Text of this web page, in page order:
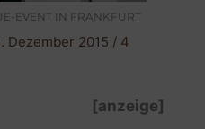
EVENT IN FRANKFURT
Dezember 2015 / 4
[anzeige]